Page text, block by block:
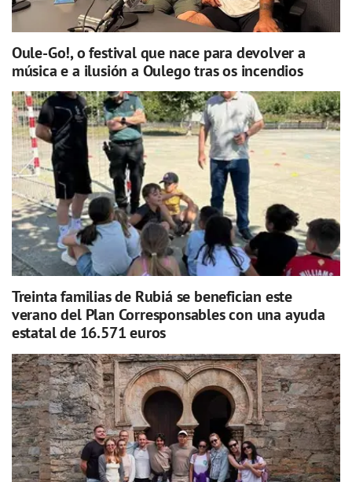
Oule-Go!, o festival que nace para devolver a
música e a ilusión a Oulego tras os incendios
Treinta familias de Rubiá se benefician este
verano del Plan Corresponsables con una ayuda
estatal de 16.571 euros